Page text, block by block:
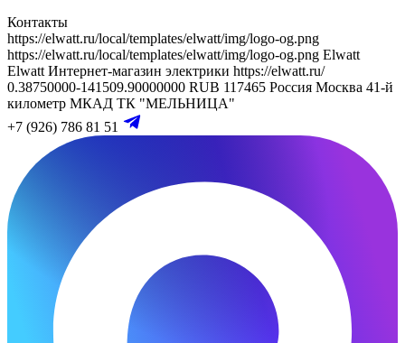
Контакты
https://elwatt.ru/local/templates/elwatt/img/logo-og.png
https://elwatt.ru/local/templates/elwatt/img/logo-og.png Elwatt
Elwatt Интернет-магазин электрики https://elwatt.ru/
0.38750000-141509.90000000 RUB 117465 Россия Москва 41-й
километр МКАД ТК "МЕЛЬНИЦА"
+7 (926) 786 81 51